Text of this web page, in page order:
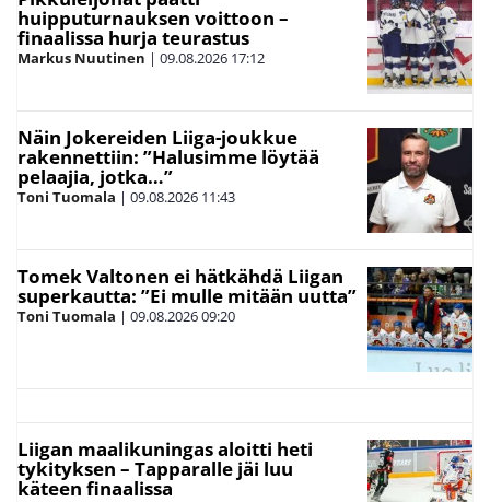
huipputurnauksen voittoon –
finaalissa hurja teurastus
Markus Nuutinen | 09.08.2026 17:12
Näin Jokereiden Liiga-joukkue
rakennettiin: ”Halusimme löytää
pelaajia, jotka…”
Toni Tuomala | 09.08.2026 11:43
Tomek Valtonen ei hätkähdä Liigan
superkautta: ”Ei mulle mitään uutta”
Toni Tuomala | 09.08.202609:20
Liigan maalikuningas aloitti heti
tykityksen – Tapparalle jäi luu
käteen finaalissa